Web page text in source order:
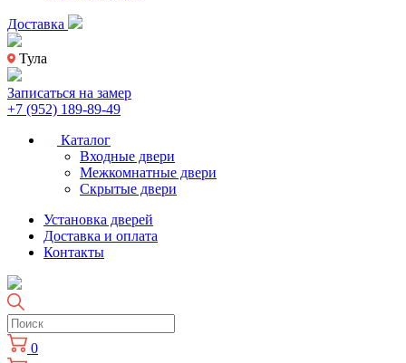
Доставка
Тула
Записаться на замер
+7 (952) 189-89-49
Каталог
Входные двери
Межкомнатные двери
Скрытые двери
Установка дверей
Доставка и оплата
Контакты
0